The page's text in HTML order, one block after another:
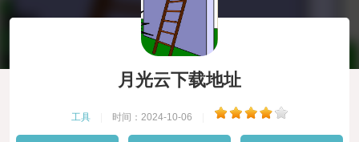
月光云下载地址
工具 时间：2024-10-06